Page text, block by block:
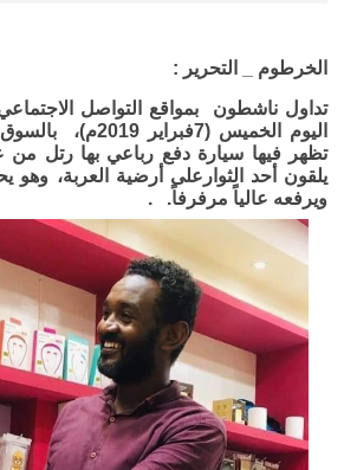
الخرطوم _ التحرير :
تداول ناشطون بمواقع التواصل
اليوم الخميس
تظهر فيها سيارة دفع رباعي بها رتل من
يلقون أحد الثوارعلى أرضية العربة، وهو
ويرفعه عالياً مرفرفاً. .